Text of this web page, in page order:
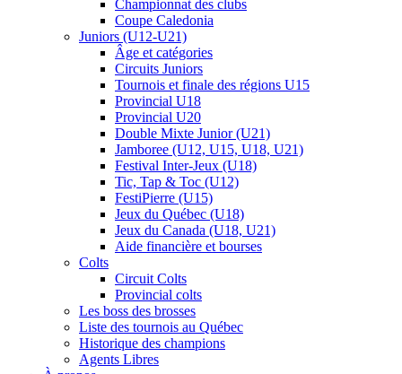
Championnat des clubs
Coupe Caledonia
Juniors (U12-U21)
Âge et catégories
Circuits Juniors
Tournois et finale des régions U15
Provincial U18
Provincial U20
Double Mixte Junior (U21)
Jamboree (U12, U15, U18, U21)
Festival Inter-Jeux (U18)
Tic, Tap & Toc (U12)
FestiPierre (U15)
Jeux du Québec (U18)
Jeux du Canada (U18, U21)
Aide financière et bourses
Colts
Circuit Colts
Provincial colts
Les boss des brosses
Liste des tournois au Québec
Historique des champions
Agents Libres